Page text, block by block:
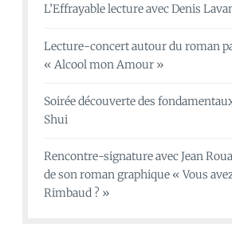
L’Effrayable lecture avec Denis
Lecture-concert autour du roman
« Alcool mon Amour »
Soirée découverte des
Shui
Rencontre-signature avec Jean
de son roman graphique « Vous
Rimbaud ? »